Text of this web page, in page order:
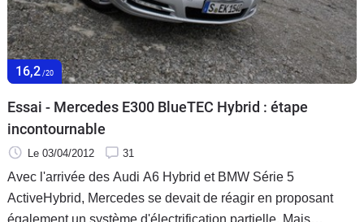
16,2 /20
Essai - Mercedes E300 BlueTEC Hybrid : étape
incontournable
Le 03/04/2012 31
Avec l'arrivée des Audi A6 Hybrid et BMW Série 5
ActiveHybrid, Mercedes se devait de réagir en proposant
également un système d'électrification partielle. Mais